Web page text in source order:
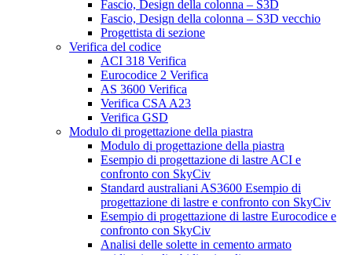
Fascio, Design della colonna – S3D
Fascio, Design della colonna – S3D vecchio
Progettista di sezione
Verifica del codice
ACI 318 Verifica
Eurocodice 2 Verifica
AS 3600 Verifica
Verifica CSA A23
Verifica GSD
Modulo di progettazione della piastra
Modulo di progettazione della piastra
Esempio di progettazione di lastre ACI e
confronto con SkyCiv
Standard australiani AS3600 Esempio di
progettazione di lastre e confronto con SkyCiv
Esempio di progettazione di lastre Eurocodice e
confronto con SkyCiv
Analisi delle solette in cemento armato